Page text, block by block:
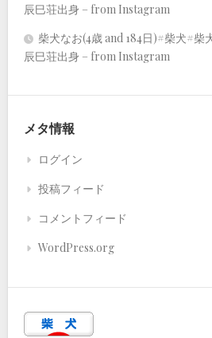
辰巳荘出身 – from Instagram
柴犬なお(4歳 and 184日)#柴犬#柴
辰巳荘出身 – from Instagram
メタ情報
ログイン
投稿フィード
コメントフィード
WordPress.org